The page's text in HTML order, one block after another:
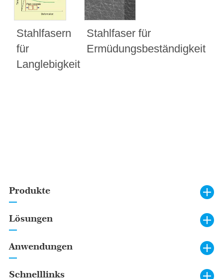
Stahlfasern
für
Langlebigkeit
Stahlfaser für
Ermüdungsbeständigkeit
Produkte
Lösungen
Anwendungen
Schnelllinks